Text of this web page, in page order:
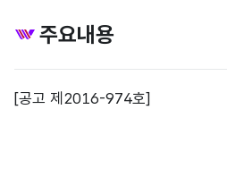
주요내용
[공고 제2016-974호]